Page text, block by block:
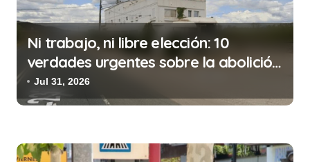
e
e
n
t
r
d
Ni trabajo, ni libre elección: 10
verdades urgentes sobre la abolición
de la prostitución
Jul 31, 2026